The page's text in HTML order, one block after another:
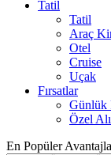
Tatil
Tatil
Araç
Otel
Cruise
Uçak
Fırsatlar
Günlük
Özel
En Popüler